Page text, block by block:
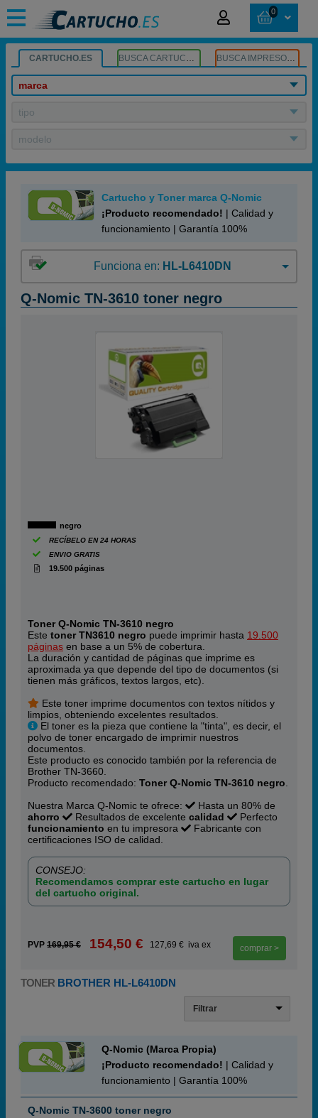
0
CARTUCHO.ES BUSCA CARTUCHOS BUSCA IMPRESORA
marca
tipo
modelo
Cartucho y Toner marca Q-Nomic
¡Producto recomendado! | Calidad y
funcionamiento | Garantía 100%
Funciona en: HL-L6410DN
Q-Nomic TN-3610 toner negro
negro
RECÍBELO EN 24 HORAS
ENVIO GRATIS
19.500 páginas
Toner Q-Nomic TN-3610 negro
Este toner TN3610 negro puede imprimir hasta 19.500
páginas en base a un 5% de cobertura.
La duración y cantidad de páginas que imprime es
aproximada ya que depende del tipo de documentos (si
tienen más gráficos, textos largos, etc).
Este toner imprime documentos con textos nítidos y
limpios, obteniendo excelentes resultados.
El toner es la pieza que contiene la "tinta", es decir, el
polvo de toner encargado de imprimir nuestros
documentos.
Este producto es conocido también por la referencia de
Brother TN-3660.
Producto recomendado: Toner Q-Nomic TN-3610 negro
Nuestra Marca Q-Nomic te ofrece:
Hasta un 80% de
ahorro
Resultados de excelente calidad
Perfecto
funcionamiento en tu impresora
Fabricante con
certificaciones ISO de calidad.
CONSEJO:
Recomendamos comprar este cartucho en lugar
del cartucho original.
PVP 169,95 € 154,50 € 127,69 € iva ex comprar >
TONER BROTHER HL-L6410DN
Filtrar
Q-Nomic (Marca Propia)
¡Producto recomendado! | Calidad y
funcionamiento | Garantía 100%
Q-Nomic TN-3600 toner negro